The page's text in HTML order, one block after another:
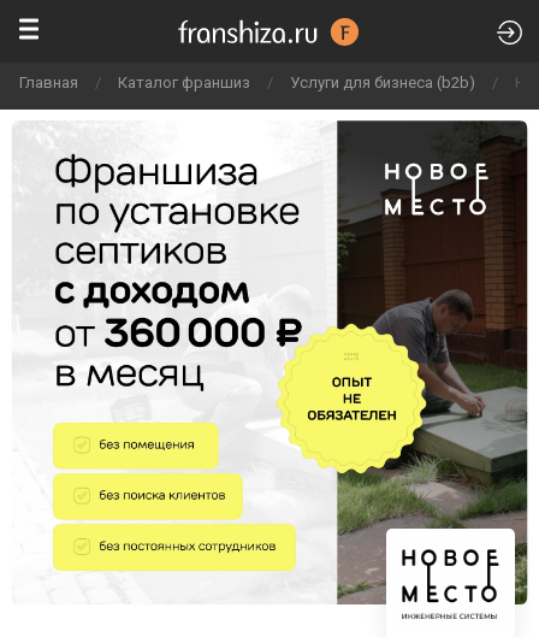
Главная / Каталог франшиз / Услуги для бизнеса (b2b) /